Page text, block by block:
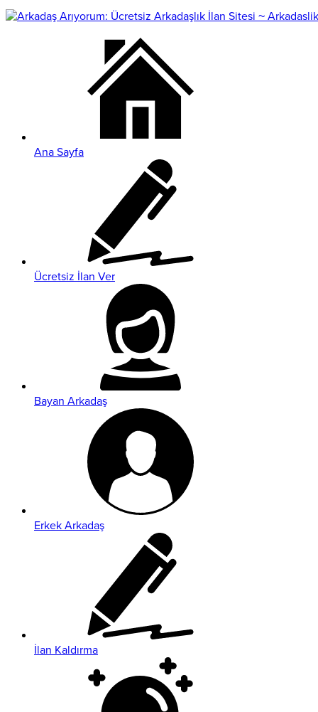
Ana Sayfa
Ücretsiz İlan Ver
Bayan Arkadaş
Erkek Arkadaş
İlan Kaldırma